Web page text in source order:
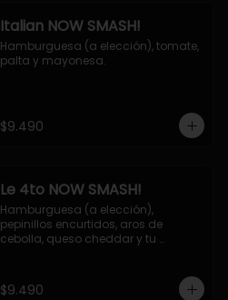
Italian NOW SMASH!
Hamburguesa (a elección), tomate,
palta y mayonesa.
$9.490
Le 4to NOW SMASH!
Hamburguesa (a elección),
pepinillos encurtidos, aros de
cebolla, queso cheddar y tu
$9.490